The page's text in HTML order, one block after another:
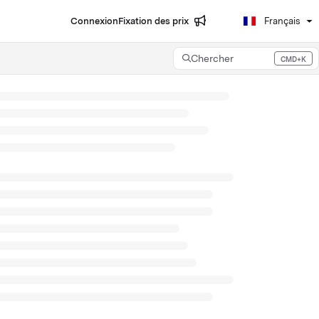
ConnexionFixation des prix Français
Chercher CMD+K
Press CMD+K to open search